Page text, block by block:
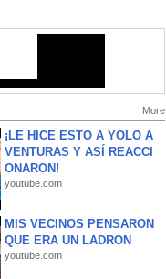
More
¡LE HICE ESTO A YOLO A
VENTURAS Y ASÍ REACCI
ONARON!
youtube.com
MIS VECINOS PENSARON
QUE ERA UN LADRON
youtube.com